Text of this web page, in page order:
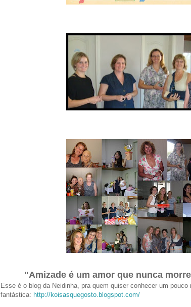
"Amizade é um amor que nunca
Esse é o blog da Neidinha, pra quem quiser conhecer um
fantástica: http://koisasquegosto.blogspot.com/